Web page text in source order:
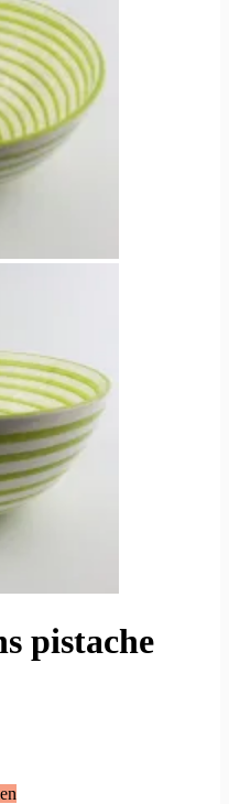
pistache